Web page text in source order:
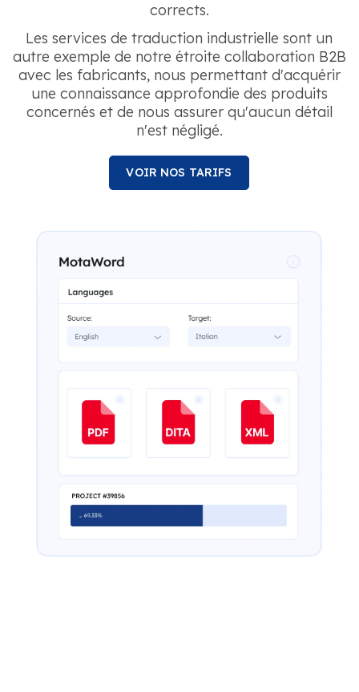
corrects.
Les services de traduction industrielle sont un
autre exemple de notre étroite collaboration B2B
avec les fabricants, nous permettant d'acquérir
une connaissance approfondie des produits
concernés et de nous assurer qu'aucun détail
n'est négligé.
VOIR NOS TARIFS